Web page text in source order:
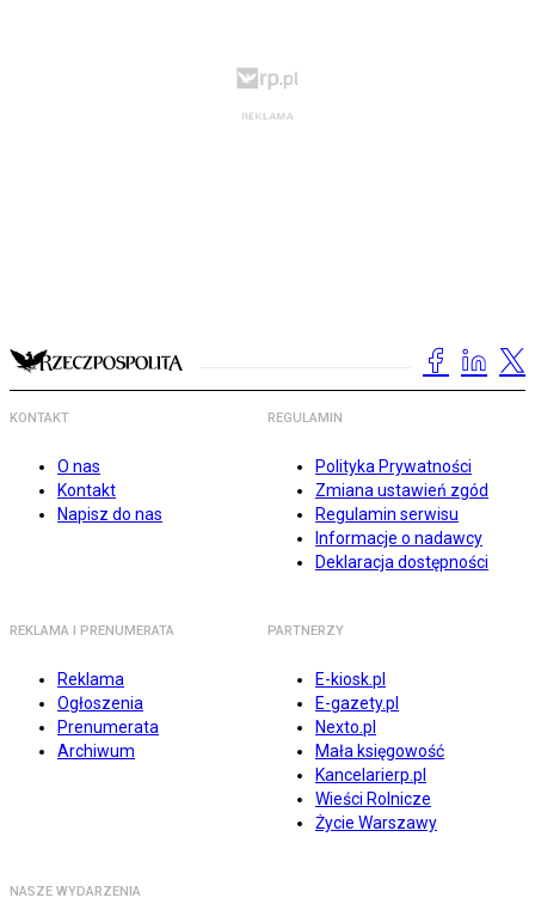
KONTAKT
O nas
Kontakt
Napisz do nas
REGULAMIN
Polityka Prywatności
Zmiana ustawień zgód
Regulamin serwisu
Informacje o nadawcy
Deklaracja dostępności
REKLAMA I PRENUMERATA
Reklama
Ogłoszenia
Prenumerata
Archiwum
PARTNERZY
E-kiosk.pl
E-gazety.pl
Nexto.pl
Mała księgowość
Kancelarierp.pl
Wieści Rolnicze
Życie Warszawy
NASZE WYDARZENIA